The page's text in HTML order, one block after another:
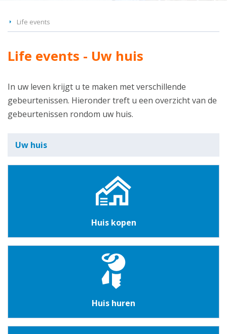
Life events
Life events - Uw huis
In uw leven krijgt u te maken met verschillende
gebeurtenissen. Hieronder treft u een overzicht van de
gebeurtenissen rondom uw huis.
Uw huis
Huis kopen
Huis huren